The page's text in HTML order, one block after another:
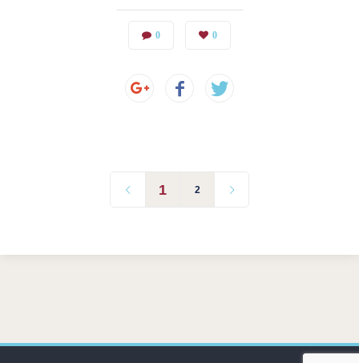
0 0
1 2